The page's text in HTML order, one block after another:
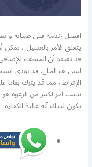
افضل خدمة فني صيانة و
يتعلق الأمر بالغسيل ، يمكن
قد تعتقد أن المنظف
ليس هو الحال. قد يؤدي
الإفراط ، مما قد يترك
سبب آخر لكثير من الرغوة
يكون لديك آلة عالية الكفاءة.